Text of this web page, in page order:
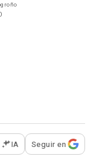
opciones para
IA Seguir en